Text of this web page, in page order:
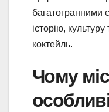
багатогранними
історію,
коктейль.
Чому